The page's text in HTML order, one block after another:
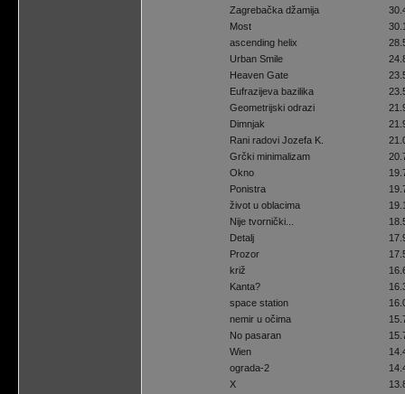
Zagrebačka džamija
Most
ascending helix
Urban Smile
Heaven Gate
Eufrazijeva bazilika
Geometrijski odrazi
Dimnjak
Rani radovi Jozefa K.
Grčki minimalizam
Okno
Ponistra
život u oblacima
Nije tvornički...
Detalj
Prozor
križ
Kanta?
space station
nemir u očima
No pasaran
Wien
ograda-2
X